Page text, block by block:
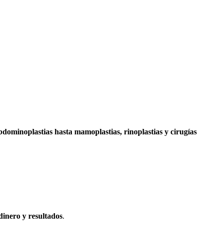
hasta mamoplastias, rinoplastias y cirugías
y resultados.